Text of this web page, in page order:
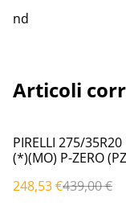
nd
Articoli
%
PIRELLI 275/35R20
(*)(MO) P-ZERO
248,53 €439,00 €